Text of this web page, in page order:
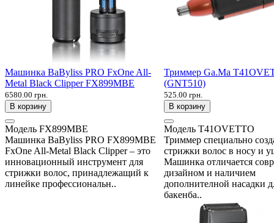
Машинка BaByliss PRO FxOne All-
Metal Black Clipper FX899MBE
6580.00 грн.
В корзину
Модель FX899MBE
Машинка BaByliss PRO FX899MBE
FxOne All-Metal Black Clipper – это
инновационный инструмент для
стрижки волос, принадлежащий к
линейке профессиональн..
Триммер Ga.Ma
(GNT510)
525.00 грн.
В корзину
Модель T41OVETTO
Триммер специально
стрижки волос в носу и
Машинка отличается
дизайном и наличием
дополнителной насадки
бакенба..